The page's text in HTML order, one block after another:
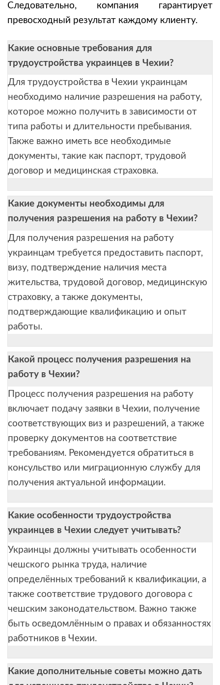
Следовательно, компания гарантирует
превосходный результат каждому клиенту.
Какие основные требования для
трудоустройства украинцев в Чехии?
Для трудоустройства в Чехии украинцам
необходимо наличие разрешения на работу,
которое можно получить в зависимости от
типа работы и длительности пребывания.
Также важно иметь все необходимые
документы, такие как паспорт, трудовой
договор и медицинская страховка.
Какие документы необходимы для
получения разрешения на работу в Чехии?
Для получения разрешения на работу
украинцам требуется предоставить паспорт,
визу, подтверждение наличия места
жительства, трудовой договор, медицинскую
страховку, а также документы,
подтверждающие квалификацию и опыт
работы.
Какой процесс получения разрешения на
работу в Чехии?
Процесс получения разрешения на работу
включает подачу заявки в Чехии, получение
соответствующих виз и разрешений, а также
проверку документов на соответствие
требованиям. Рекомендуется обратиться в
консульство или миграционную службу для
получения актуальной информации.
Какие особенности трудоустройства
украинцев в Чехии следует учитывать?
Украинцы должны учитывать особенности
чешского рынка труда, наличие
определённых требований к квалификации, а
также соответствие трудового договора с
чешским законодательством. Важно также
быть осведомлённым о правах и обязанностях
работников в Чехии.
Какие дополнительные советы можно дать